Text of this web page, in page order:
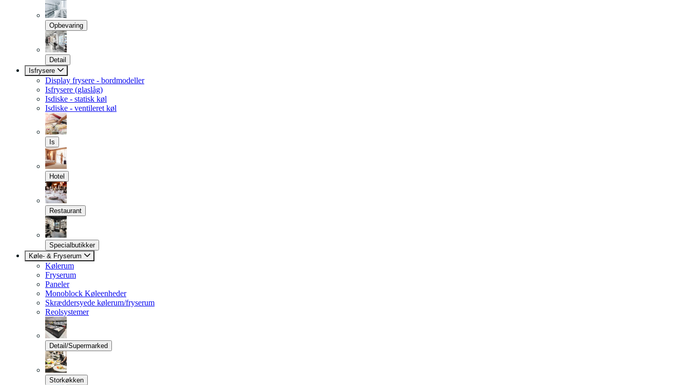
Opbevaring
Detail
Isfrysere
Display frysere - bordmodeller
Isfrysere (glaslåg)
Isdiske - statisk køl
Isdiske - ventileret køl
Is
Hotel
Restaurant
Specialbutikker
Køle- & Fryserum
Kølerum
Fryserum
Paneler
Monoblock Køleenheder
Skræddersyede kølerum/fryserum
Reolsystemer
Detail/Supermarked
Storkøkken